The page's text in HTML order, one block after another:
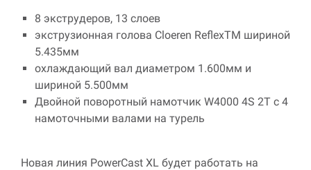
8 экструдеров, 13 слоев
экструзионная голова Cloeren ReflexTM шириной
5.435мм
охлаждающий вал диаметром 1.600мм и
шириной 5.500мм
Двойной поворотный намотчик W4000 4S 2T с 4
намоточными валами на турель
Новая линия PowerCast XL будет работать на